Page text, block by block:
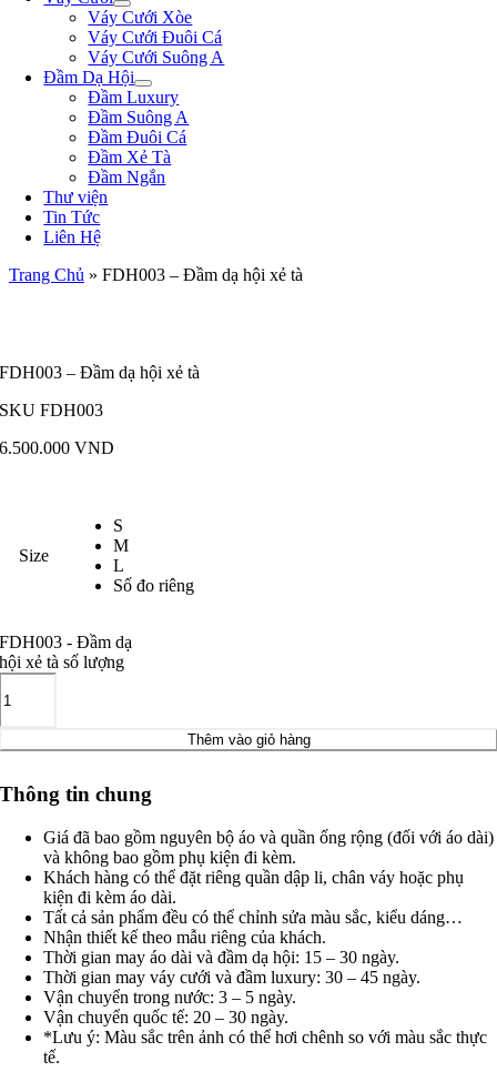
Váy Cưới Xòe
Váy Cưới Đuôi Cá
Váy Cưới Suông A
Đầm Dạ Hội
Đầm Luxury
Đầm Suông A
Đầm Đuôi Cá
Đầm Xẻ Tà
Đầm Ngắn
Thư viện
Tin Tức
Liên Hệ
Trang Chủ » FDH003 – Đầm dạ hội xẻ tà
FDH003 – Đầm dạ hội xẻ tà
SKUFDH003
6.500.000VND
Size
S
M
L
Số đo riêng
FDH003 - Đầm dạ
hội xẻ tà số lượng
Thêm vào giỏ hàng
Thông tin chung
Giá đã bao gồm nguyên bộ áo và quần ống rộng (đối với áo dài)
và không bao gồm phụ kiện đi kèm.
Khách hàng có thể đặt riêng quần dập li, chân váy hoặc phụ
kiện đi kèm áo dài.
Tất cả sản phẩm đều có thể chỉnh sửa màu sắc, kiểu dáng…
Nhận thiết kế theo mẫu riêng của khách.
Thời gian may áo dài và đầm dạ hội: 15 – 30 ngày.
Thời gian may váy cưới và đầm luxury: 30 – 45 ngày.
Vận chuyển trong nước: 3 – 5 ngày.
Vận chuyển quốc tế: 20 – 30 ngày.
*Lưu ý: Màu sắc trên ảnh có thể hơi chênh so với màu sắc thực
tế.